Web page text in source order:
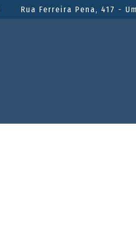
Rua Ferreira Pena, 417 -